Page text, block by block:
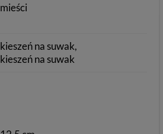
mieści
kieszeń na suwak
kieszeń na suwak